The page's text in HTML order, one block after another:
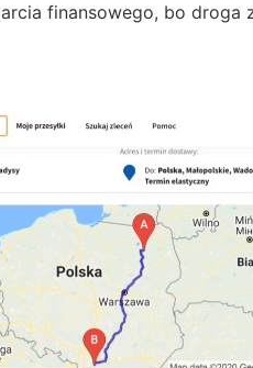
finansowego, bo droga